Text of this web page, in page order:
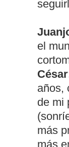
el
años,
de mi
más
más